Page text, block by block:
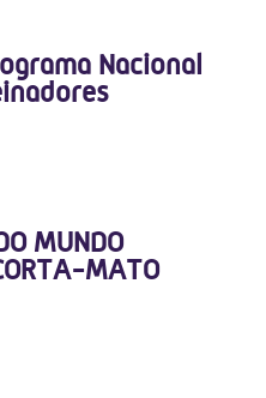
Nacional
MUNDO
MATO